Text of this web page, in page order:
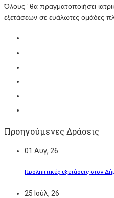
Όλους” θα πραγματοποιήσει
εξετάσεων σε ευάλωτες ομάδες
Προηγούμενες Δράσεις
01 Αυγ, 26
Προληπτικές εξετάσεις στον
25 Ιούλ, 26